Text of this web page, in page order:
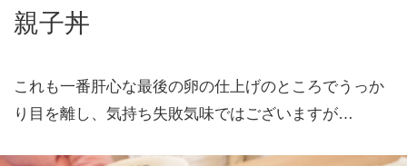
親子丼
これも一番肝心な最後の卵の仕上げのところでうっか
り目を離し、気持ち失敗気味ではございますが…